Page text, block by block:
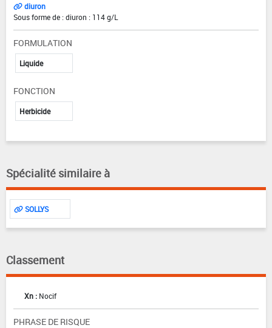
diuron
Sous forme de : diuron : 114 g/L
FORMULATION
Liquide
FONCTION
Herbicide
Spécialité similaire à
SOLLYS
Classement
Xn : Nocif
PHRASE DE RISQUE